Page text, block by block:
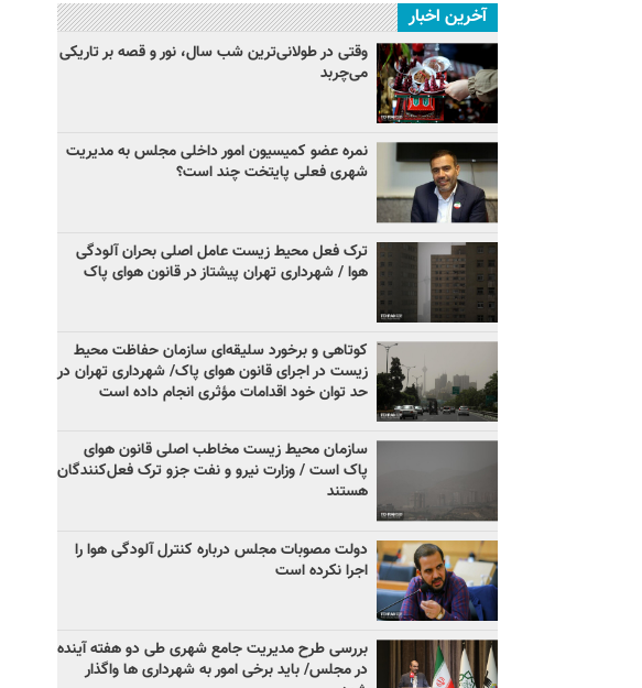
آخرین اخبار
وقتی در طولانی‌ترین شب سال، نور و قصه بر تاریکی
می‌چربد
نمره عضو کمیسیون امور داخلی مجلس به مدیریت
شهری فعلی پایتخت چند است؟
ترک فعل محیط زیست عامل اصلی بحران آلودگی
هوا / شهرداری تهران‌ پیشتاز در قانون هوای پاک
کوتاهی و برخورد سلیقه‌ای سازمان حفاظت محیط
زیست در اجرای قانون هوای پاک/ شهرداری تهران در
حد توان خود اقدامات مؤثری انجام داده است
سازمان محیط زیست مخاطب اصلی قانون هوای
پاک است / وزارت‌ نیرو و نفت جزو ترک فعل‌کنندگان
هستند
دولت مصوبات مجلس درباره کنترل آلودگی هوا را
اجرا نکرده است
بررسی طرح مدیریت جامع شهری طی دو هفته آینده
در مجلس/ باید برخی امور به شهرداری ها واگذار